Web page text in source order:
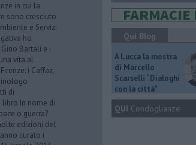
in cui la
sono cresciuto
e Servizi
ho
Bartali e i
vita al
i Caffaz,
di
libro In nome di
o guerra?
edizioni del
curato i
Qui Blog
A Lucca la mostra
di Marcello
Scarselli “Dialoghi
con la città"
QUI Condoglianze